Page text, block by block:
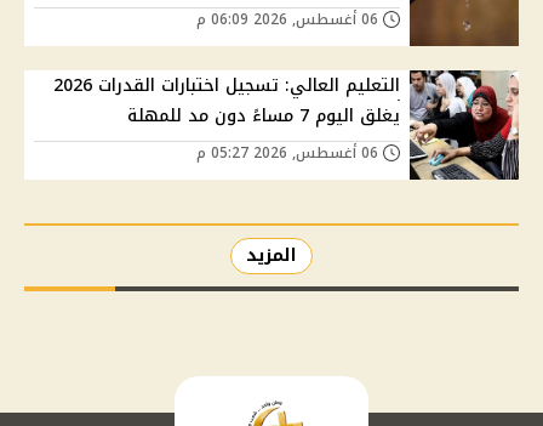
التعليم العالي: تسجيل اختبارات القدرات 2026
يغلق اليوم 7 مساءً دون مد للمهلة
المزيد